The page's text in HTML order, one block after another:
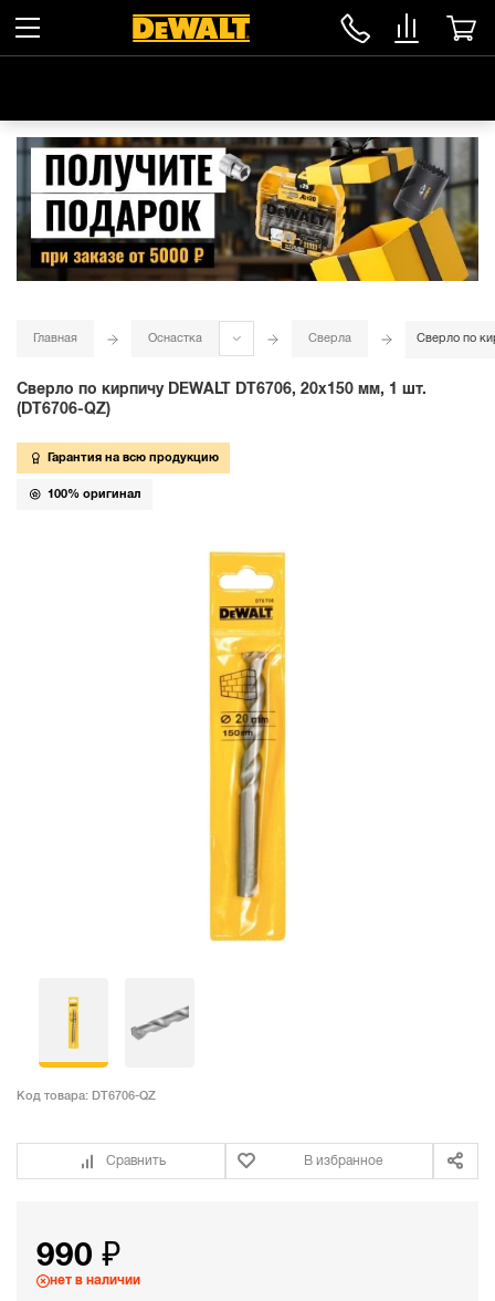
Главная Оснастка Сверла Сверло по
Сверло по кирпичу DEWALT DT6706, 20x150 мм, 1 шт.
(DT6706-QZ)
Гарантия на всю продукцию
100% оригинал
Код товара: DT6706-QZ
Сравнить В избранное
990 ₽
нет в наличии